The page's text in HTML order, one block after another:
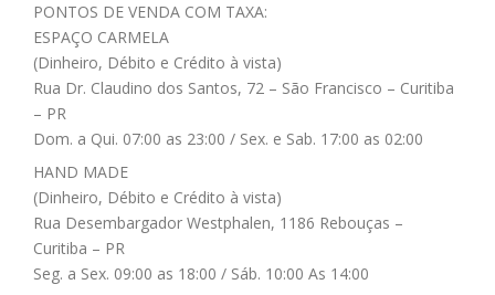
PONTOS DE VENDA COM TAXA:
ESPAÇO CARMELA
(Dinheiro, Débito e Crédito à vista)
Rua Dr. Claudino dos Santos, 72 – São Francisco – Curitiba
– PR
Dom. a Qui. 07:00 as 23:00 / Sex. e Sab. 17:00 as 02:00
HAND MADE
(Dinheiro, Débito e Crédito à vista)
Rua Desembargador Westphalen, 1186 Rebouças –
Curitiba – PR
Seg. a Sex. 09:00 as 18:00 / Sáb. 10:00 As 14:00